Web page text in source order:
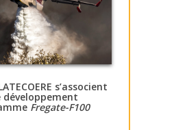
s’associent
développement
Fregate-F100